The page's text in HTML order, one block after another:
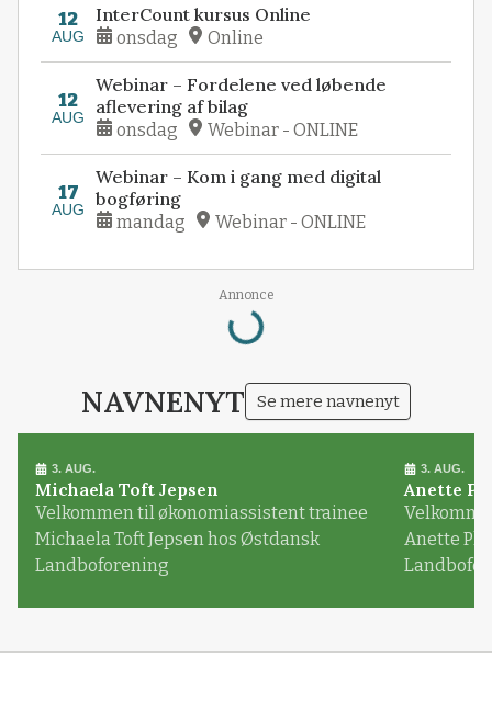
12
AUG
InterCount kursus Online
onsdag Online
12
AUG
Webinar – Fordelene ved løbende
aflevering af bilag
onsdag Webinar - ONLINE
17
AUG
Webinar – Kom i gang med digital
bogføring
mandag Webinar - ONLINE
Annonce
Loading...
NAVNENYT Se mere navnenyt
3. AUG.
Michaela Toft Jepsen
Velkommen til økonomiassistent trainee
Michaela Toft Jepsen hos Østdansk
Landboforening
3. AUG.
Anette
Anette